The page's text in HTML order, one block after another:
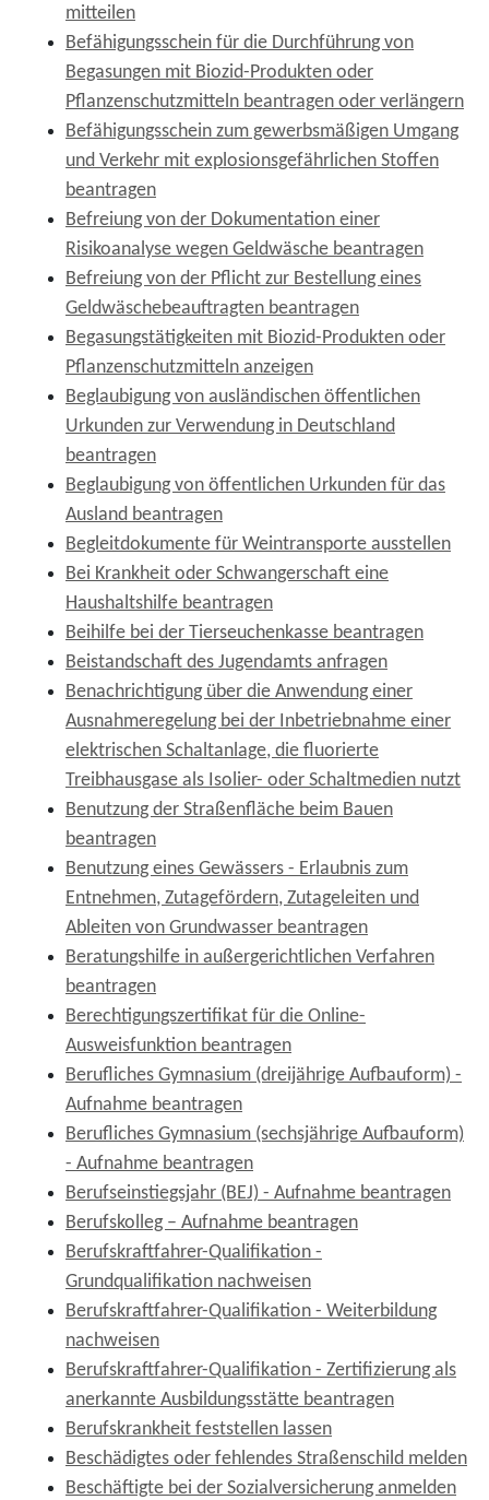
mitteilen
Befähigungsschein für die Durchführung von
Begasungen mit Biozid-Produkten oder
Pflanzenschutzmitteln beantragen oder verlängern
Befähigungsschein zum gewerbsmäßigen Umgang
und Verkehr mit explosionsgefährlichen Stoffen
beantragen
Befreiung von der Dokumentation einer
Risikoanalyse wegen Geldwäsche beantragen
Befreiung von der Pflicht zur Bestellung eines
Geldwäschebeauftragten beantragen
Begasungstätigkeiten mit Biozid-Produkten oder
Pflanzenschutzmitteln anzeigen
Beglaubigung von ausländischen öffentlichen
Urkunden zur Verwendung in Deutschland
beantragen
Beglaubigung von öffentlichen Urkunden für das
Ausland beantragen
Begleitdokumente für Weintransporte ausstellen
Bei Krankheit oder Schwangerschaft eine
Haushaltshilfe beantragen
Beihilfe bei der Tierseuchenkasse beantragen
Beistandschaft des Jugendamts anfragen
Benachrichtigung über die Anwendung einer
Ausnahmeregelung bei der Inbetriebnahme einer
elektrischen Schaltanlage, die fluorierte
Treibhausgase als Isolier- oder Schaltmedien nutzt
Benutzung der Straßenfläche beim Bauen
beantragen
Benutzung eines Gewässers - Erlaubnis zum
Entnehmen, Zutagefördern, Zutageleiten und
Ableiten von Grundwasser beantragen
Beratungshilfe in außergerichtlichen Verfahren
beantragen
Berechtigungszertifikat für die Online-
Ausweisfunktion beantragen
Berufliches Gymnasium (dreijährige Aufbauform) -
Aufnahme beantragen
Berufliches Gymnasium (sechsjährige Aufbauform)
- Aufnahme beantragen
Berufseinstiegsjahr (BEJ) - Aufnahme beantragen
Berufskolleg – Aufnahme beantragen
Berufskraftfahrer-Qualifikation -
Grundqualifikation nachweisen
Berufskraftfahrer-Qualifikation - Weiterbildung
nachweisen
Berufskraftfahrer-Qualifikation - Zertifizierung als
anerkannte Ausbildungsstätte beantragen
Berufskrankheit feststellen lassen
Beschädigtes oder fehlendes Straßenschild melden
Beschäftigte bei der Sozialversicherung anmelden